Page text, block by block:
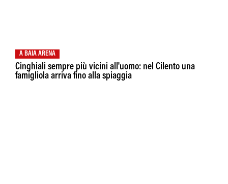
A BAIA ARENA
Cinghiali sempre più vicini all'uomo: nel Cilento una
famigliola arriva fino alla spiaggia